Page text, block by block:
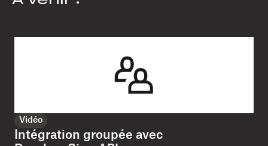
Vidéo
Intégration groupée avec